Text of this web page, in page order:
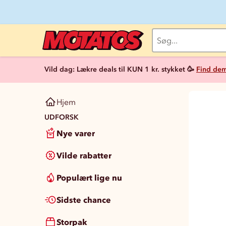
Vild dag: Lækre deals til KUN 1 kr. stykket 🥳 Find
Hjem
UDFORSK
Nye varer
Vilde rabatter
Populært lige nu
Sidste chance
Storpak